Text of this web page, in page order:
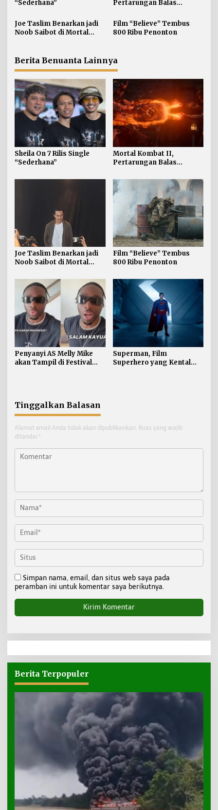
p
o
s
“Sederhana”
Pertarungan Balas
Joe Taslim Benarkan jadi
Noob Saibot di Mortal
Film “Believe” Tembus
800 Ribu Penonton
Berita Benuanta Lainnya
Sheila On 7 Rilis Single
“Sederhana”
Mortal Kombat II,
Pertarungan Balas
Joe Taslim Benarkan jadi
Noob Saibot di Mortal
Film “Believe” Tembus
800 Ribu Penonton
Penyanyi AS Melly Mike
akan Tampil di Festival
Superman, Film
Superhero yang Kental
Tinggalkan Balasan
Alamat email Anda tidak akan dipublikasikan. Ruas yang wajib
ditandai *
Simpan nama, email, dan situs web saya pada
peramban ini untuk komentar saya berikutnya.
Berita Terpopuler